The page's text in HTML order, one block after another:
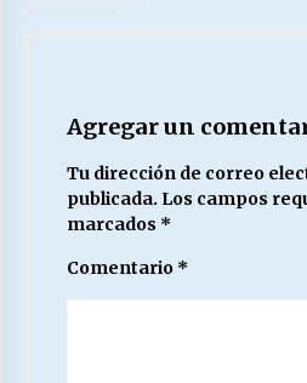
Agregar un
Tu dirección de correo
publicada. Los campos
marcados *
Comentario *